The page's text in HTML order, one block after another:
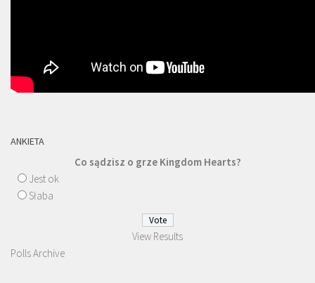
ANKIETA
Co sądzisz o grze Kingdom Hearts?
Jest ok
Słaba
View Results
Polls Archive